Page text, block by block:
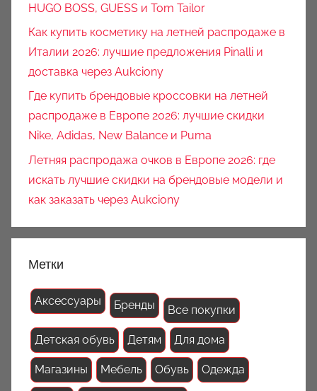
HUGO BOSS, GUESS и Tom Tailor
Как купить косметику на летней распродаже в
Италии 2026: лучшие предложения Pinalli и
доставка через Aukciony
Где купить брендовые кроссовки на летней
распродаже в Европе 2026: лучшие скидки
Nike, Adidas, New Balance и Puma
Летняя распродажа очков в Европе 2026: где
искать лучшие скидки на брендовые модели и
как заказать через Aukciony
Метки
Аксессуары Бренды Все покупки
Детская обувь Детям Для дома
Магазины Мебель Обувь Одежда